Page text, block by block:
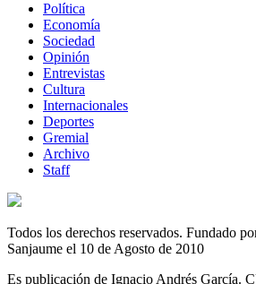
Política
Economía
Sociedad
Opinión
Entrevistas
Cultura
Internacionales
Deportes
Gremial
Archivo
Staff
Todos los derechos reservados. Fundado
Sanjaume el 10 de Agosto de 2010
Es publicación de Ignacio Andrés García.